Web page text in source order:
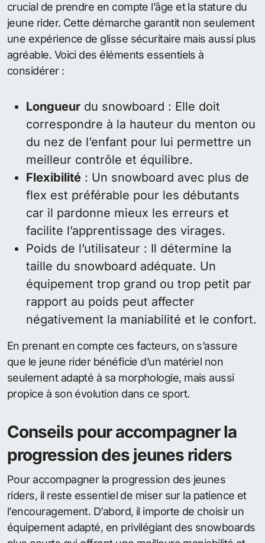
crucial de prendre en compte l’âge et la stature du
jeune rider. Cette démarche garantit non seulement
une expérience de glisse sécuritaire mais aussi plus
agréable. Voici des éléments essentiels à
considérer :
Longueur du snowboard : Elle doit
correspondre à la hauteur du menton ou
du nez de l’enfant pour lui permettre un
meilleur contrôle et équilibre.
Flexibilité : Un snowboard avec plus de
flex est préférable pour les débutants
car il pardonne mieux les erreurs et
facilite l’apprentissage des virages.
Poids de l’utilisateur : Il détermine la
taille du snowboard adéquate. Un
équipement trop grand ou trop petit par
rapport au poids peut affecter
négativement la maniabilité et le confort.
En prenant en compte ces facteurs, on s’assure
que le jeune rider bénéficie d’un matériel non
seulement adapté à sa morphologie, mais aussi
propice à son évolution dans ce sport.
Conseils pour accompagner la
progression des jeunes riders
Pour accompagner la progression des jeunes
riders, il reste essentiel de miser sur la patience et
l’encouragement. D’abord, il importe de choisir un
équipement adapté, en privilégiant des snowboards